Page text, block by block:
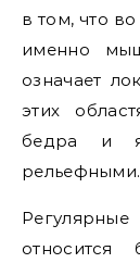
в том, что
именно
означает
этих
бедра и
рельефными.
относится